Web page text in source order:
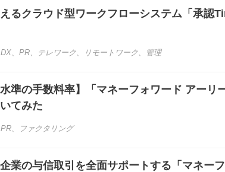
るクラウド型ワークフローシステム「承認
DX、 PR、 テレワーク 、 リモートワーク 、 管理
水準の手数料率】「マネーフォワード アーリ
てみた
PR、 ファクタリング
業の与信取引を全面サポートする「マネー